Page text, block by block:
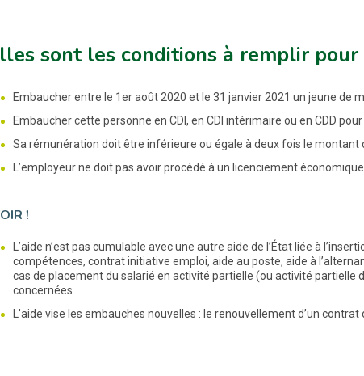
sont les conditions à remplir pour
Embaucher entre le 1er août 2020 et le 31 janvier 2021 un jeune de
Embaucher cette personne en CDI, en CDI intérimaire ou en CDD
Sa rémunération doit être inférieure ou égale à deux fois le montant
L’employeur ne doit pas avoir procédé à un licenciement
!
L’aide n’est pas cumulable avec une autre aide de l’État liée à
compétences, contrat initiative emploi, aide au poste, aide à
cas de placement du salarié en activité partielle (ou activité partielle
concernées.
L’aide vise les embauches nouvelles : le renouvellement d’un